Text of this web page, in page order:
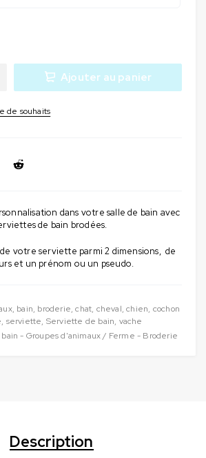
dans votre salle de bain avec
de bain brodées.
votre serviette parmi 2 dimensions, de
et un prénom ou un pseudo.
Ajouter au panier
, bain, broderie,chat, cheval,chien, cochon
, serviette, Serviette de bain, vache
- Groupes d'animaux / Ferme - Broderie
Description